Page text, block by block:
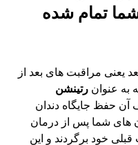
تمام شده
یعنی مراقبت های بعد از
به عنوانرتینشن
حفظ جایگاه دندان
های شما پس از درمان
قبلی خود برگردند و این